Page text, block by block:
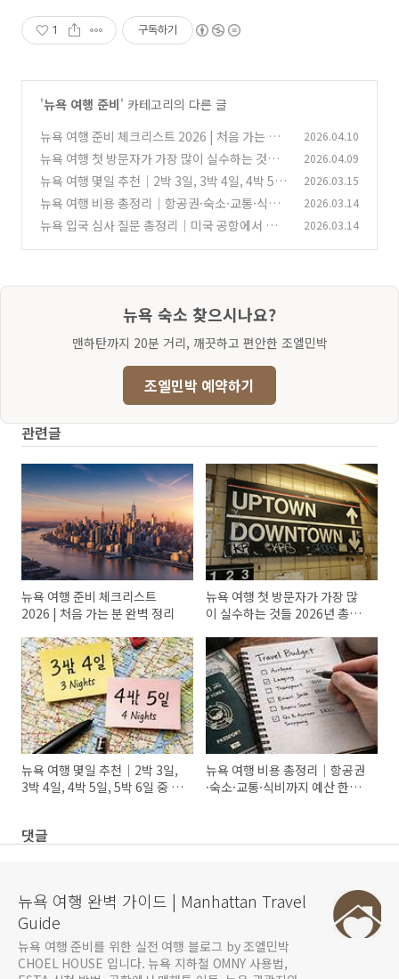
1 구독하기
'뉴욕 여행 준비' 카테고리의 다른 글
뉴욕 여행 준비 체크리스트 2026 | 처음 가는 분
완벽 정리
(0)
2026.04.10
뉴욕 여행 첫 방문자가 가장 많이 실수하는 것들
2026년 총정리
(0)
2026.04.09
뉴욕 여행 몇일 추천｜2박 3일, 3박 4일, 4박 5
일, 5박 6일 중 가장 좋은 일정은? (0)
2026.03.15
뉴욕 여행 비용 총정리｜항공권·숙소·교통·식비
까지 예산 한눈에 보기 (0)
2026.03.14
뉴욕 입국 심사 질문 총정리｜미국 공항에서 실
2026.03.14
뉴욕 숙소 찾으시나요?
맨하탄까지 20분 거리, 깨끗하고 편안한 조엘민박
조엘민박 예약하기
관련글
뉴욕 여행 준비 체크리스트
2026 | 처음 가는 분 완벽 정리
뉴욕 여행 첫 방문자가 가장 많
이 실수하는 것들 2026년 총정
뉴욕 여행 몇일 추천｜2박 3일,
3박 4일, 4박 5일, 5박 6일 중 가
뉴욕 여행 비용 총정리｜항공권
·숙소·교통·식비까지 예산 한눈
댓글
뉴욕 여행 완벽 가이드 | Manhattan Travel
Guide
뉴욕 여행 준비를 위한 실전 여행 블로그 by 조엘민박
CHOEL HOUSE 입니다. 뉴욕 지하철 OMNY 사용법,